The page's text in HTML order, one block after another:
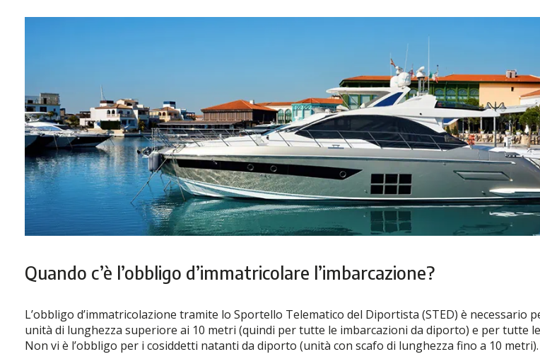
Quando c’è l’obbligo d’immatricolare l’imbarcazione?
L’obbligo d’immatricolazione tramite lo Sportello Telematico del Diportista (STED) è necessario
unità di lunghezza superiore ai 10 metri (quindi per tutte le imbarcazioni da diporto) e per tutte
Non vi è l’obbligo per i cosiddetti natanti da diporto (unità con scafo di lunghezza fino a 10 metri).